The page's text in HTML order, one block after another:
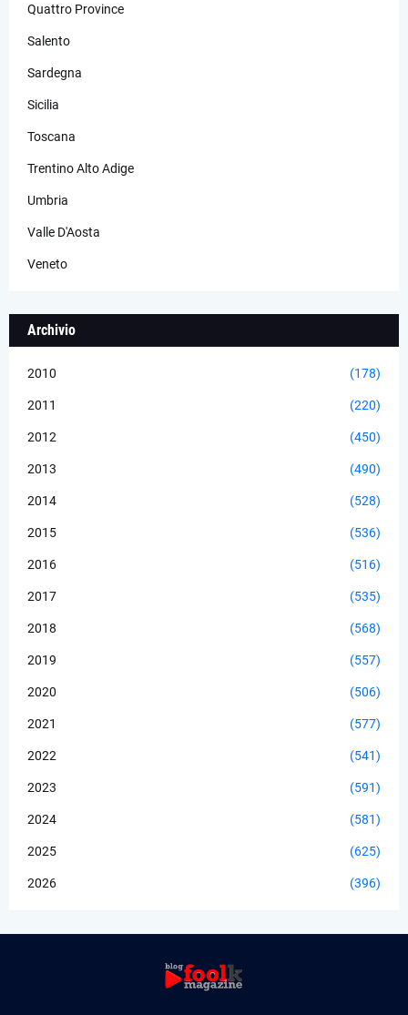
Quattro Province
Salento
Sardegna
Sicilia
Toscana
Trentino Alto Adige
Umbria
Valle D'Aosta
Veneto
Archivio
2010 (178)
2011 (220)
2012 (450)
2013 (490)
2014 (528)
2015 (536)
2016 (516)
2017 (535)
2018 (568)
2019 (557)
2020 (506)
2021 (577)
2022 (541)
2023 (591)
2024 (581)
2025 (625)
2026 (396)